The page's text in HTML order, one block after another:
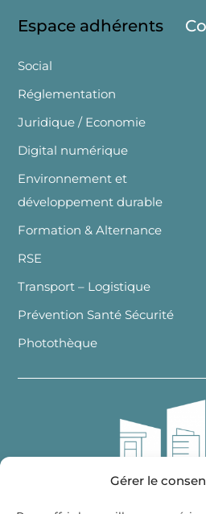
Gérer le
Espace adhérents
Social
Réglementation
Juridique / Economie
Digital numérique
Environnement et
développement durable
Formation & Alternance
RSE
Transport – Logistique
Prévention Santé Sécurité
Photothèque